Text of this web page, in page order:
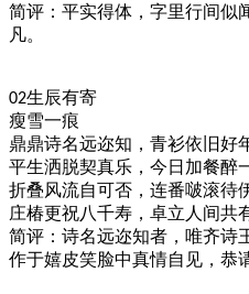
简评：平实得体，字里行间似
凡。
02生辰有寄
瘦雪一痕
鼎鼎诗名远迩知，青衫依旧好
平生洒脱契真乐，今日加餐醉
折叠风流自可否，连番啵滚待
庄椿更祝八千寿，卓立人间共
简评：诗名远迩知者，唯齐诗
作于嬉皮笑脸中真情自见，恭